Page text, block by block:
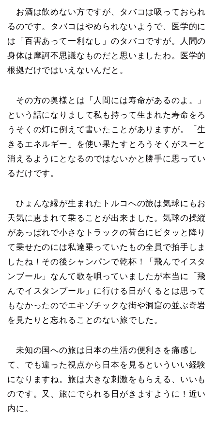
お酒は飲めない方ですが、タバコは吸っておられ
るのです。タバコはやめられないようで、医学的に
は「百害あって一利なし」のタバコですが。人間の
身体は摩訶不思議なものだと思いましたわ。医学的
根拠だけではいえないんだと。
その方の奥様とは「人間には寿命があるのよ。」
という話になりまして私も持って生まれた寿命をろ
うそくの灯に例えて書いたことがありますが。「生
きるエネルギー」を使い果たすとろうそくがスーと
消えるようにとなるのではないかと勝手に思ってい
るだけです。
ひょんな縁が生まれたトルコへの旅は気球にもお
天気に恵まれて乗ることが出来ました。気球の操縦
があっぱれで小さなトラックの荷台にピタッと降り
て乗せたのには私達乗っていたもの全員で拍手しま
したね！その後シャンパンで乾杯！「飛んでイスタ
ンブール」なんて歌を唄っていましたが本当に「飛
んでイスタンブール」に行ける日がくるとは思って
もなかったのでエキゾチックな街や洞窟の並ぶ奇岩
を見たりと忘れることのない旅でした。
未知の国への旅は日本の生活の便利さを痛感し
て、でも違った視点から日本を見るといういい経験
になりますね。旅は大きな刺激をもらえる、いいも
のです。又、旅にでられる日がきますように！近い
内に。